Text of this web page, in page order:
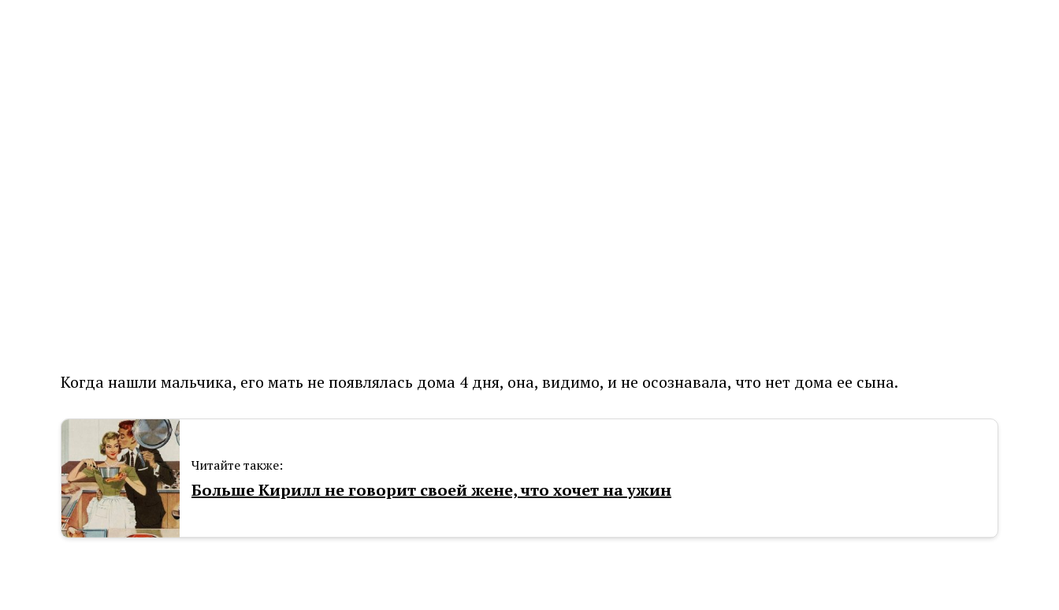
Когда нашли мальчика, его мать не появлялась дома 4 дня, она, видимо, и не осознавала, что нет дома ее сына.
Читайте также:
Больше Кирилл не говорит своей жене, что хочет на ужин